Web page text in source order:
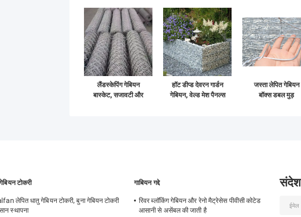
लैंडस्केपिंग गेबियन
बास्केट, सजावटी और
हॉट डीप्ड देवरन गार्डन
गेबियन, वेल्ड मेश पैनल्स
जस्ता लेपित गेबियन
बॉक्स डबल मुड़
टोकरी
लेपित धातु गेबियन टोकरी, बुना गेबियन टोकरी
स्थापना
गाबियन गद्दे
रिवर ब्लॉकिंग गेबियन और रेनो मैट्रेसेस पीवीसी कोटेड
आसानी से असेंबल की जाती है
संदेश